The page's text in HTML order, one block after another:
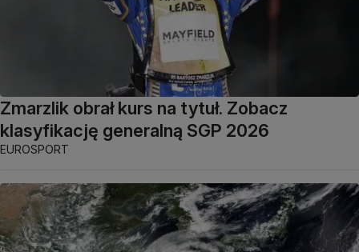
Zmarzlik obrał kurs na tytuł. Zobacz
klasyfikację generalną SGP 2026
EUROSPORT